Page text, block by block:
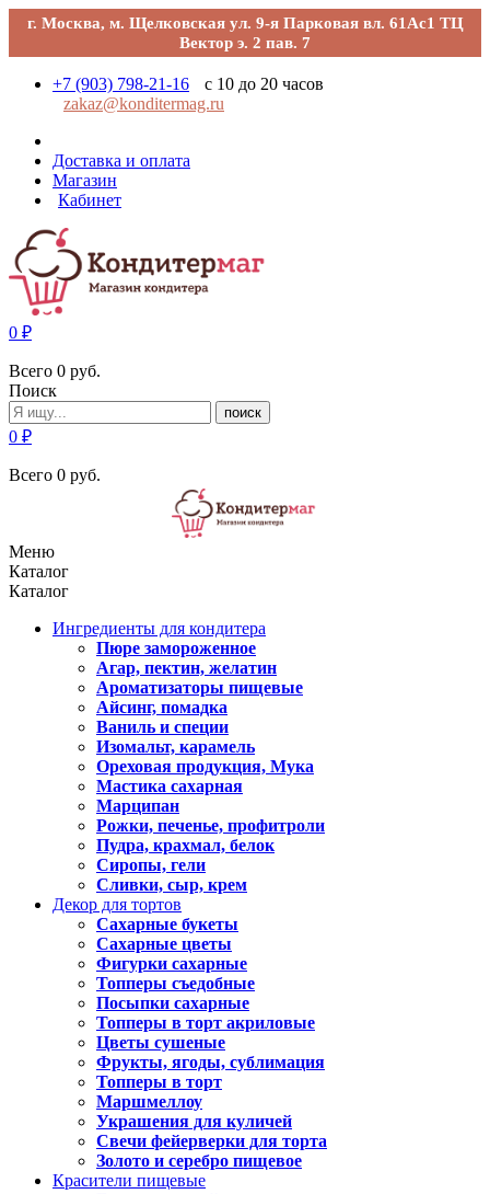
г. Москва, м. Щелковская ул. 9-я Парковая вл. 61Ас1 ТЦ
Вектор э. 2 пав. 7
+7 (903) 798-21-16
с 10 до 20 часов
zakaz@konditermag.ru
Доставка и оплата
Магазин
Кабинет
0 ₽
Всего 0 руб.
Поиск
поиск
0 ₽
Всего 0 руб.
Меню
Каталог
Каталог
Ингредиенты для кондитера
Пюре замороженное
Агар, пектин, желатин
Ароматизаторы пищевые
Айсинг, помадка
Ваниль и специи
Изомальт, карамель
Ореховая продукция, Мука
Мастика сахарная
Марципан
Рожки, печенье, профитроли
Пудра, крахмал, белок
Сиропы, гели
Сливки, сыр, крем
Декор для тортов
Сахарные букеты
Сахарные цветы
Фигурки сахарные
Топперы съедобные
Посыпки сахарные
Топперы в торт акриловые
Цветы сушеные
Фрукты, ягоды, сублимация
Топперы в торт
Маршмеллоу
Украшения для куличей
Свечи фейерверки для торта
Золото и серебро пищевое
Красители пищевые